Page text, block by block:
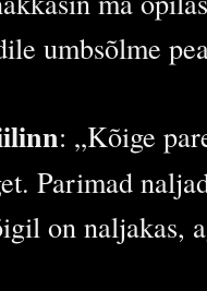
umbsõlme
: „Kõige
Parimad
on naljakas,